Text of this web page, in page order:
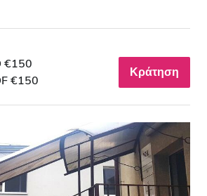
€150
€150
Κράτηση